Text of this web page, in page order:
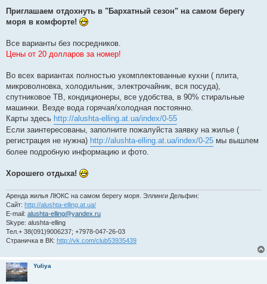
о
б
щ
и
е
Приглашаем отдохнуть в "Бархатный сезон" на самом берегу
моря в комфорте!
Все варианты без посредников.
Цены от 20 долларов за номер!
Во всех вариантах полностью укомплектованные кухни ( плита,
микроволновка, холодильник, электрочайник, вся посуда),
спутниковое ТВ, кондиционеры, все удобства, в 90% стиральные
машинки. Везде вода горячая/холодная постоянно.
Карты здесь http://alushta-elling.at.ua/index/0-55
Если заинтересованы, заполните пожалуйста заявку на жилье (
регистрация не нужна) http://alushta-elling.at.ua/index/0-25 мы вышлем
более подробную информацию и фото.
Хорошего отдыха!
Аренда жилья ЛЮКС на самом берегу моря. Эллинги Дельфин:
Сайт: http://alushta-elling.at.ua/
E-mail: alushta-elling@yandex.ru
Skype: alushta-elling
Тел.+ 38(091)9006237; +7978-047-26-03
Страничка в ВК: http://vk.com/club53935439
Yuliya